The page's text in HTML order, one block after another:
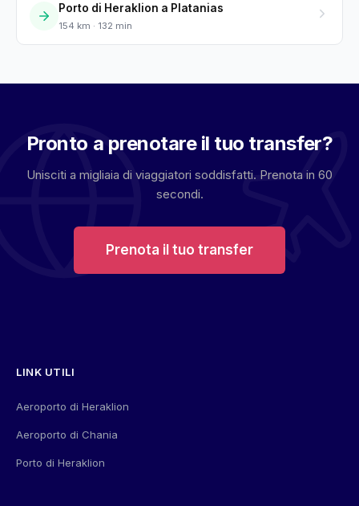
Porto di Heraklion a Platanias
154 km · 132 min
Pronto a prenotare il tuo transfer?
Unisciti a migliaia di viaggiatori soddisfatti. Prenota in 60
secondi.
Prenota il tuo transfer
LINK UTILI
Aeroporto di Heraklion
Aeroporto di Chania
Porto di Heraklion